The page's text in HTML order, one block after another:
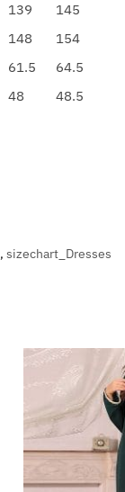
139
145
148
154
61.5
64.5
48 48.5
, sizechart_Dresses